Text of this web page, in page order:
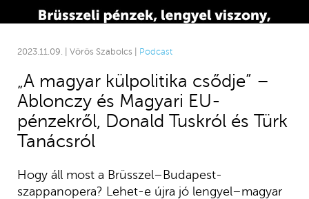
2023.11.09. | Vörös Szabolcs | Podcast
„A magyar külpolitika csődje” –
Ablonczy és Magyari EU-
pénzekről, Donald Tuskról és Türk
Tanácsról
Hogy áll most a Brüsszel–Budapest-
szappanopera? Lehet-e újra jó lengyel–magyar